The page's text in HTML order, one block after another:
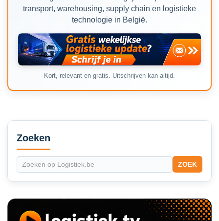
transport, warehousing, supply chain en logistieke
technologie in België.
Kort, relevant en gratis. Uitschrijven kan altijd.
Secondary
Sidebar
Zoeken
ZOEK